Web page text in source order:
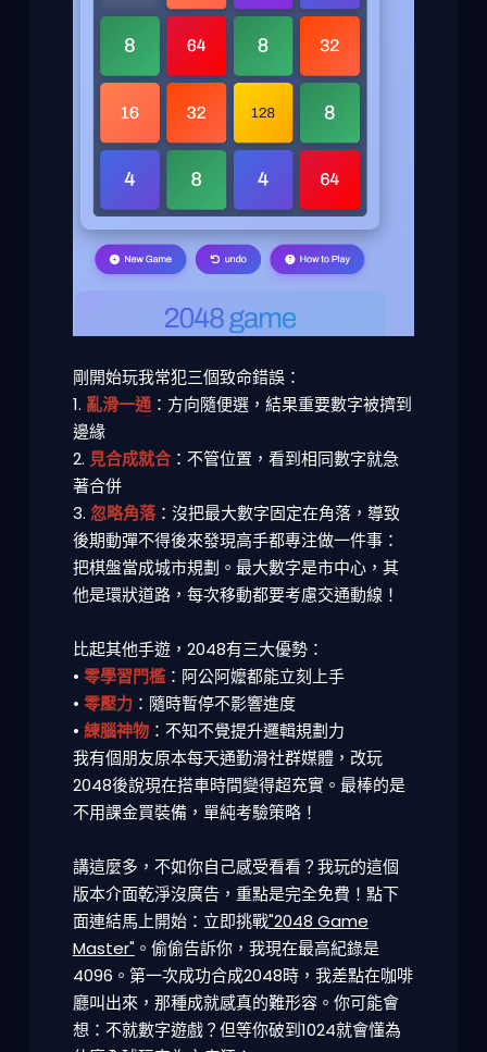
剛開始玩我常犯三個致命錯誤：
1. 亂滑一通：方向隨便選，結果重要數字被擠到
邊緣
2. 見合成就合：不管位置，看到相同數字就急
著合併
3. 忽略角落：沒把最大數字固定在角落，導致
後期動彈不得後來發現高手都專注做一件事：
把棋盤當成城市規劃 。最大數字是市中心，其
他是環狀道路，每次移動都要考慮交通動線！
比起其他手遊，2048有三大優勢：
• 零學習門檻：阿公阿嬤都能立刻上手
• 零壓力：隨時暫停不影響進度
• 練腦神物：不知不覺提升邏輯規劃力
我有個朋友原本每天通勤滑社群媒體，改玩
2048後說現在搭車時間變得超充實。最棒的是
不用課金買裝備，單純考驗策略！
講這麼多，不如你自己感受看看？我玩的這個
版本介面乾淨沒廣告，重點是完全免費 ！點下
面連結馬上開始：立即挑戰"2048 Game
Master" 。偷偷告訴你，我現在最高紀錄是
4096。第一次成功合成2048時，我差點在咖啡
廳叫出來，那種成就感真的難形容。你可能會
想：不就數字遊戲？但等你破到1024就會懂為